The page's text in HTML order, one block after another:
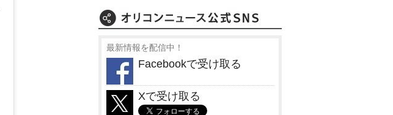
最新情報を配信中！
Facebookで受け取る
Xで受け取る